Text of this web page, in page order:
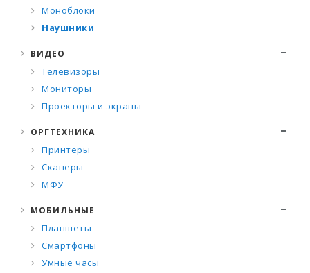
Моноблоки
Наушники
ВИДЕО
Телевизоры
Мониторы
Проекторы и экраны
ОРГТЕХНИКА
Принтеры
Сканеры
МФУ
МОБИЛЬНЫЕ
Планшеты
Смартфоны
Умные часы